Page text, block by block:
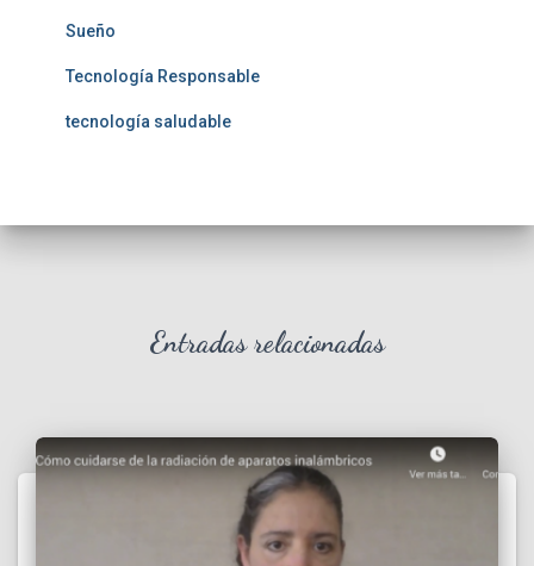
Sueño
Tecnología Responsable
tecnología saludable
Entradas relacionadas